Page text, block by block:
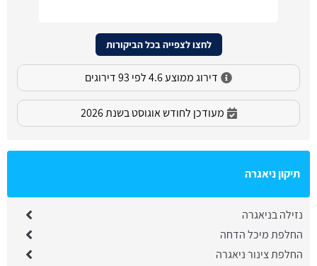
לחצו לצפייה בכל הביקורות
דירוג ממוצע 4.6 לפי 93 דירוגים
מעודכן לחודש אוגוסט בשנת 2026
תיקון ניאגרה
נזילה בניאגרה
החלפת מיכל הדחה
החלפת צינור ניאגרה